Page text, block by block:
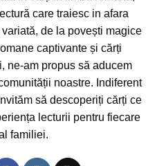
care traiesc in afara
de la povești magice
captivante și cărți
ne-am propus să aducem
noastre. Indiferent
să descoperiți cărți ce
lecturii pentru fiecare
familiei.